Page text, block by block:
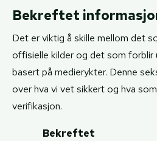
Bekreftet
Det er viktig å skille mellom det
offisielle kilder og det som
basert på medierykter. Denne
over hva vi vet sikkert og hva
verifikasjon.
Bekreftet